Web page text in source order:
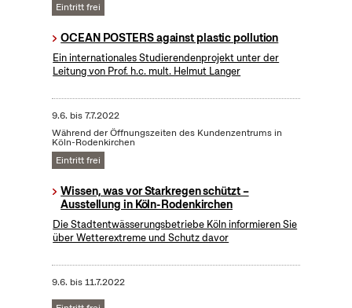
Eintritt frei
OCEAN POSTERS against plastic pollution
Ein internationales Studierendenprojekt unter der
Leitung von Prof. h.c. mult. Helmut Langer
9.6. bis7.7.2022
Während der Öffnungszeiten des Kundenzentrums in
Köln-Rodenkirchen
Eintritt frei
Wissen, was vor Starkregen schützt –
Ausstellung in Köln-Rodenkirchen
Die Stadtentwässerungsbetriebe Köln informieren Sie
über Wetterextreme und Schutz davor
9.6. bis11.7.2022